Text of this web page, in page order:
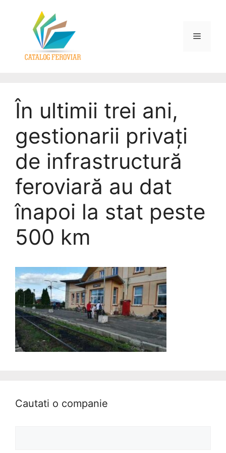
În ultimii trei ani,
gestionarii privați
de infrastructură
feroviară au dat
înapoi la stat peste
500 km
Cautati o companie